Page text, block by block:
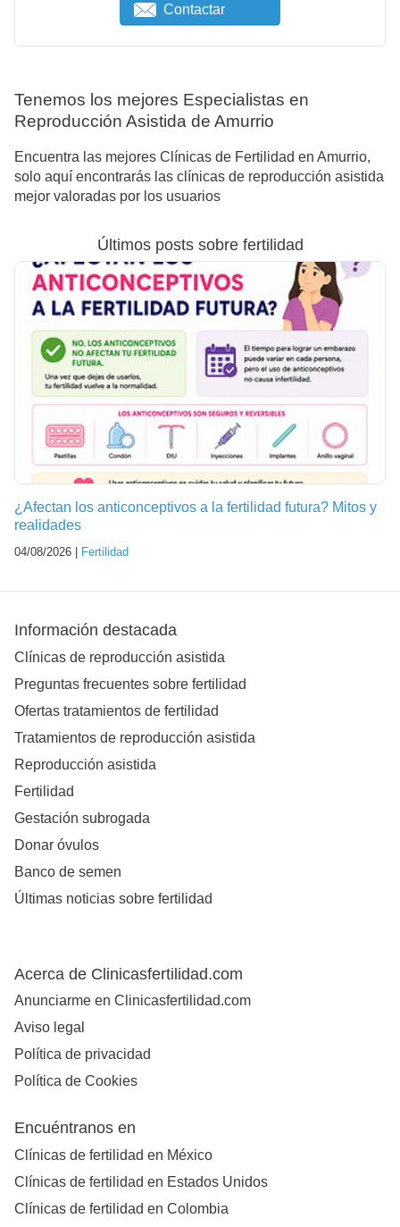
Contactar
Tenemos los mejores Especialistas en
Reproducción Asistida de Amurrio
Encuentra las mejores Clínicas de Fertilidad en Amurrio,
solo aquí encontrarás las clínicas de reproducción asistida
mejor valoradas por los usuarios
Últimos posts sobre fertilidad
¿Afectan los anticonceptivos a la fertilidad futura? Mitos y
realidades
04/08/2026 | Fertilidad
Información destacada
Clínicas de reproducción asistida
Preguntas frecuentes sobre fertilidad
Ofertas tratamientos de fertilidad
Tratamientos de reproducción asistida
Reproducción asistida
Fertilidad
Gestación subrogada
Donar óvulos
Banco de semen
Últimas noticias sobre fertilidad
Acerca de Clinicasfertilidad.com
Anunciarme en Clinicasfertilidad.com
Aviso legal
Política de privacidad
Política de Cookies
Encuéntranos en
Clínicas de fertilidad en México
Clínicas de fertilidad en Estados Unidos
Clínicas de fertilidad en Colombia